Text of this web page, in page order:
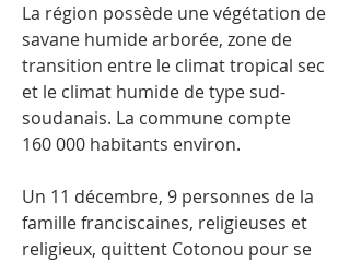
La région possède une végétation de
savane humide arborée, zone de
transition entre le climat tropical sec
et le climat humide de type sud-
soudanais. La commune compte
160 000 habitants environ.
Un 11 décembre, 9 personnes de la
famille franciscaines, religieuses et
religieux, quittent Cotonou pour se